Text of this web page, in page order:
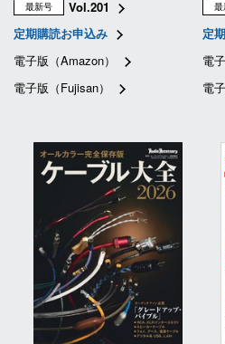
最新号
Vol.201
定期購読お申込み
電子版（Amazon）
電子版（Fujisan）
定
電
電